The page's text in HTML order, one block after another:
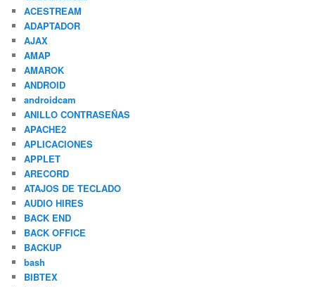
ACESTREAM
ADAPTADOR
AJAX
AMAP
AMAROK
ANDROID
androidcam
ANILLO CONTRASEÑAS
APACHE2
APLICACIONES
APPLET
ARECORD
ATAJOS DE TECLADO
AUDIO HIRES
BACK END
BACK OFFICE
BACKUP
bash
BIBTEX